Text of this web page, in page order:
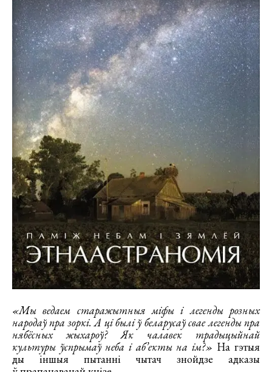
«Мы ведаем старажытныя міфы і легенды розных
народаў пра зоркі. А ці былі ў беларусаў свае легенды пра
нябёсных жыхароў? Як чалавек традыцыйнай
культуры ўспрымаў неба і аб’екты на ім?» На гэтыя
ды іншыя пытанні чытач знойдзе адказы